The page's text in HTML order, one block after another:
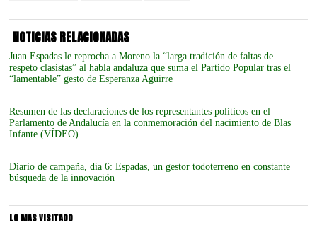
NOTICIAS RELACIONADAS
Juan Espadas le reprocha a Moreno la “larga tradición de faltas de
respeto clasistas” al habla andaluza que suma el Partido Popular tras el
“lamentable” gesto de Esperanza Aguirre
Resumen de las declaraciones de los representantes políticos en el
Parlamento de Andalucía en la conmemoración del nacimiento de Blas
Infante (VÍDEO)
Diario de campaña, día 6: Espadas, un gestor todoterreno en constante
búsqueda de la innovación
LO MAS VISITADO